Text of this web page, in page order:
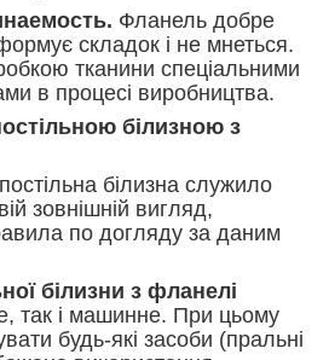
Фланель добре
складок і не мнеться.
тканини спеціальними
в процесі виробництва.
білизною з
білизна служило
зовнішній вигляд,
по догляду за даним
білизни з фланелі
так і машинне. При цьому
будь-які засоби (пральні